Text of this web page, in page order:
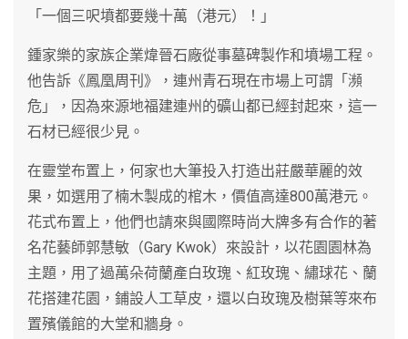
「一個三呎墳都要幾十萬（港元）！」
鍾家樂的家族企業煒晉石廠從事墓碑製作和墳場工程。
他告訴《鳳凰周刊》，連州青石現在市場上可謂「瀕
危」，因為來源地福建連州的礦山都已經封起來，這一
石材已經很少見。
在靈堂布置上，何家也大筆投入打造出莊嚴華麗的效
果，如選用了楠木製成的棺木，價值高達800萬港元。
花式布置上，他們也請來與國際時尚大牌多有合作的著
名花藝師郭慧敏（Gary Kwok）來設計，以花園園林為
主題，用了過萬朵荷蘭產白玫瑰、紅玫瑰、繡球花、蘭
花搭建花園，鋪設人工草皮，還以白玫瑰及樹葉等來布
置殯儀館的大堂和牆身。